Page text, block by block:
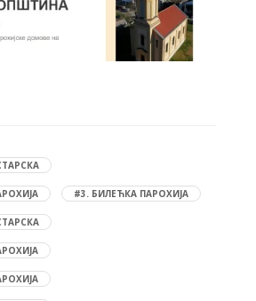
#3. БИЛЕЋКА ПАРОХИЈА